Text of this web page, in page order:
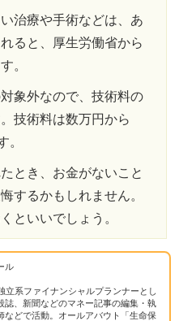
治療や手術などは、あ
ると、厚生労働省から
。
象外なので、技術料の
技術料は数万円から
。
とき、お金がないこと
するかもしれません。
といいでしょう。
ル
立系ファイナンシャルプランナーとし
誌、新聞などのマネー記事の編集・執
などで活動。オールアバウト「生命保